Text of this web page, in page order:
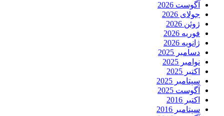
آگوست 2026
جولای 2026
ژوئن 2026
فوریه 2026
ژانویه 2026
دسامبر 2025
نوامبر 2025
اکتبر 2025
سپتامبر 2025
آگوست 2025
اکتبر 2016
سپتامبر 2016